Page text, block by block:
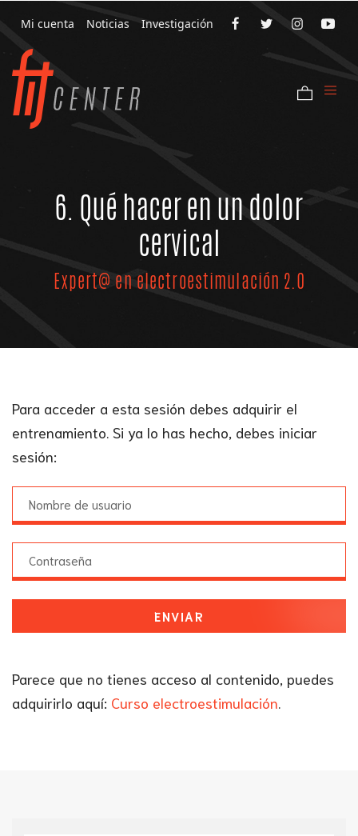
Mi cuenta Noticias Investigación
6. Qué hacer en un dolor
cervical
Expert@ en electroestimulación 2.0
Para acceder a esta sesión debes adquirir el
entrenamiento. Si ya lo has hecho, debes iniciar
sesión:
ENVIAR
Parece que no tienes acceso al contenido, puedes
adquirirlo aquí: Curso electroestimulación.